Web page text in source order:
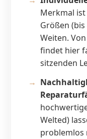
Merkmal
Größen
Weiten.
findet hier
sitzenden
Welted)
problemlos